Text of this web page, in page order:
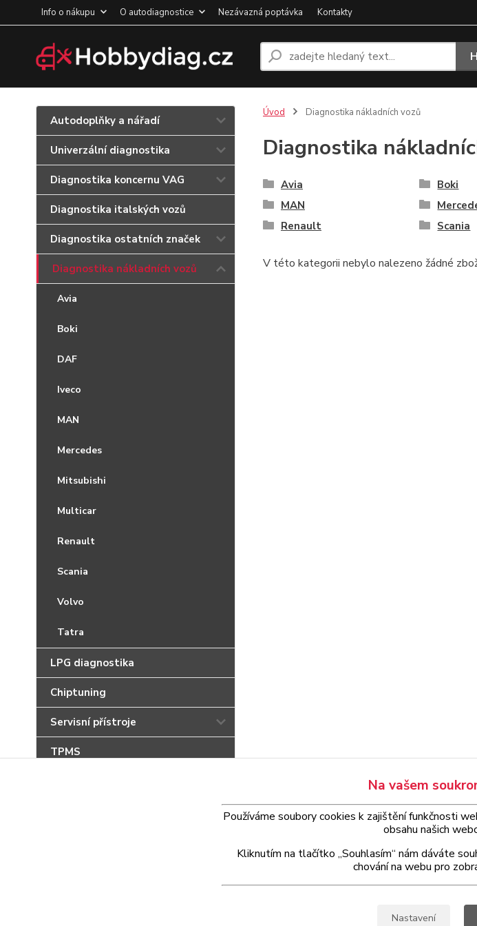
Info o nákupu O autodiagnostice Nezávazná poptávka Kontakty
Autodoplňky a nářadí
Univerzální diagnostika
Diagnostika koncernu VAG
Diagnostika italských vozů
Diagnostika ostatních značek
Diagnostika nákladních vozů
Avia
Boki
DAF
Iveco
MAN
Mercedes
Mitsubishi
Multicar
Renault
Scania
Volvo
Tatra
LPG diagnostika
Chiptuning
Servisní přístroje
TPMS
Úvod Diagnostika nákladních vozů
Diagnostika
Avia Boki
MAN
Renault
Scania
V této kategorii nebylo nalezeno žádné
Na vašem
Používáme soubory cookies k zajištění funkčnosti
obsahu našich
Kliknutím na tlačítko „Souhlasím“ nám dáváte
chování na webu pro
Nastavení